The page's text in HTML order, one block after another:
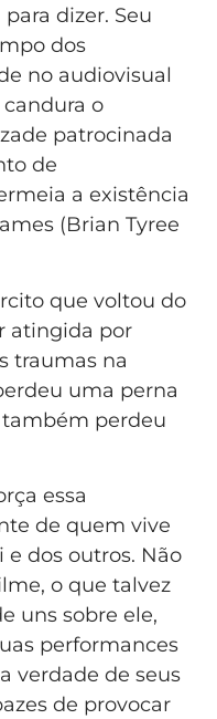
dizer. Seu
dos
no audiovisual
o
patrocinada
de
a existência
(Brian Tyree
que voltou do
atingida por
traumas na
uma perna
perdeu
essa
de quem vive
dos outros. Não
o que talvez
uns sobre ele,
performances
verdade de seus
de provocar